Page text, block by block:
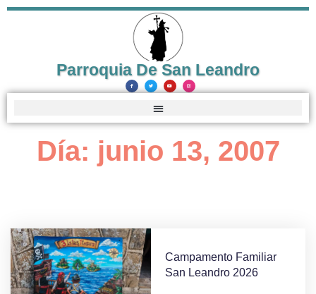
Parroquia De San Leandro
Día: junio 13, 2007
Campamento Familiar
San Leandro 2026